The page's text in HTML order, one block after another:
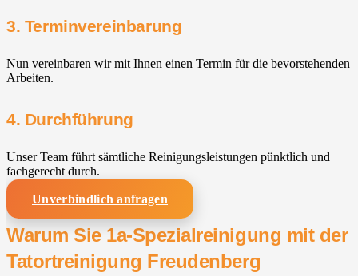
3. Terminvereinbarung
Nun vereinbaren wir mit Ihnen einen Termin für die bevorstehenden
Arbeiten.
4. Durchführung
Unser Team führt sämtliche Reinigungsleistungen pünktlich und
fachgerecht durch.
Unverbindlich anfragen
Warum Sie 1a-Spezialreinigung mit der
Tatortreinigung Freudenberg